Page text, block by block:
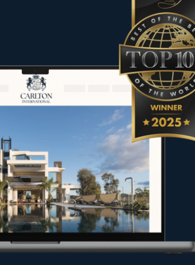
ausgewählt, um den
und Eigentümer bei ihren